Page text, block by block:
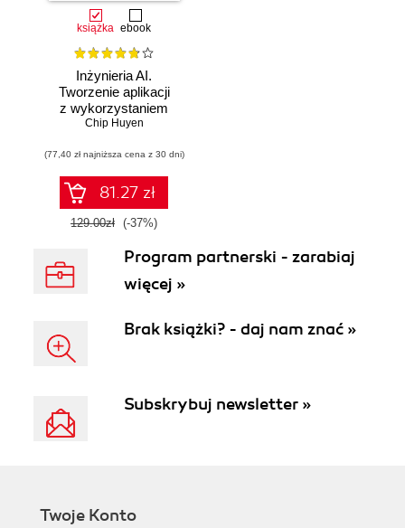
książka ebook
Inżynieria AI.
Tworzenie aplikacji
z wykorzystaniem
modeli bazowych
Chip Huyen
(77,40 zł najniższa cena z 30 dni)
81.27 zł
129.00zł (-37%)
Program partnerski - zarabiaj
więcej »
Brak książki? - daj nam znać »
Subskrybuj newsletter »
Twoje Konto